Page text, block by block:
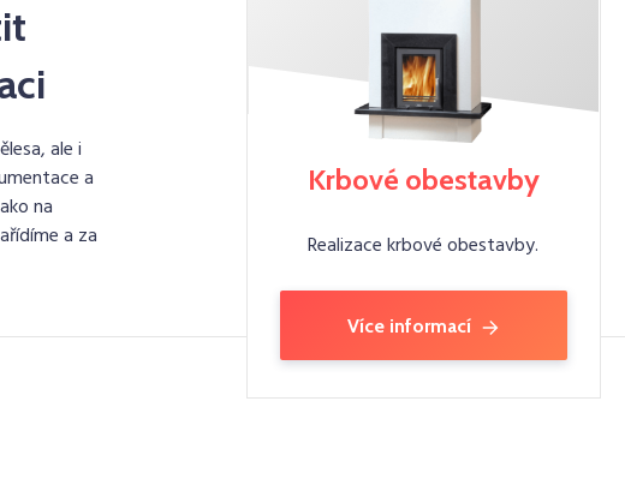
ale i
a
na
a za
Krbové obestavby
Realizace krbové obestavby.
Více informací